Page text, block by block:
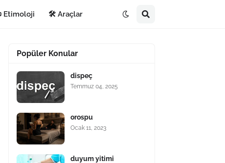
Etimoloji 🛠️ Araçlar
Popüler Konular
dispeç
Temmuz 04, 2025
orospu
Ocak 11, 2023
duyum yitimi